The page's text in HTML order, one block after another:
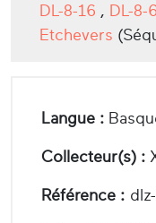
DL-8-16 , DL-8-6
Etchevers
Langue :
Collecteur(s) :
Référence :